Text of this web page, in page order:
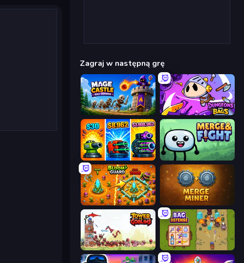
Zagraj w następną grę
Mage Castle Idle Defense Dungeons and Bags
Pumpkin Defense: Merge Cannon Merge & Fight
BloomGuard Merge Miner
Tower vs Goblins Bag Defense